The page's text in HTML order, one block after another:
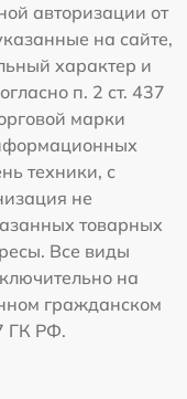
авторизации от
на сайте,
характер и
п. 2 ст. 437
марки
техники, с
не
товарных
Все виды
на
гражданском
ГК РФ.